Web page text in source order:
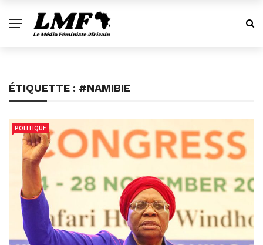
ÉTIQUETTE : #NAMIBIE
POLITIQUE